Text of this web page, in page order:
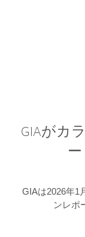
GIAがカ
GIAは2026年1
ンレポ